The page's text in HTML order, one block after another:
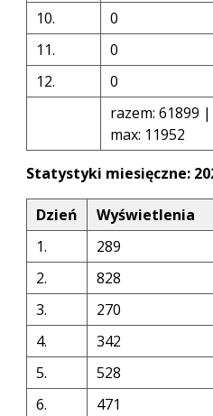
miesiąc
10.
0
11.
0
12.
0
razem: 61899
max: 11952
Statystyki miesięczne:
Dzień Wyświetlenia
1.
289
2.
828
3.
270
4.
342
5.
528
6.
471